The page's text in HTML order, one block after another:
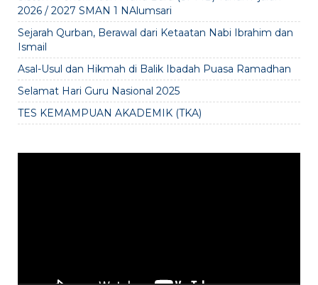
2026 / 2027 SMAN 1 NAlumsari
Sejarah Qurban, Berawal dari Ketaatan Nabi Ibrahim dan
Ismail
Asal-Usul dan Hikmah di Balik Ibadah Puasa Ramadhan
Selamat Hari Guru Nasional 2025
TES KEMAMPUAN AKADEMIK (TKA)